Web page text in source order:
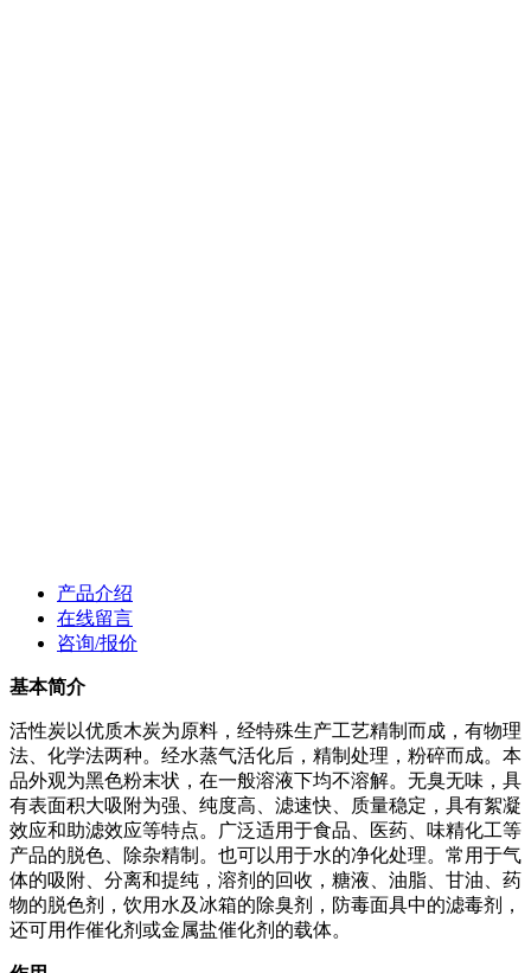
产品介绍
在线留言
咨询/报价
基本简介
活性炭以优质木炭为原料，经特殊生产工艺精制而成，有物理
法、化学法两种。经水蒸气活化后，精制处理，粉碎而成。本
品外观为黑色粉末状，在一般溶液下均不溶解。无臭无味，具
有表面积大吸附为强、纯度高、滤速快、质量稳定，具有絮凝
效应和助滤效应等特点。广泛适用于食品、医药、味精化工等
产品的脱色、除杂精制。也可以用于水的净化处理。常用于气
体的吸附、分离和提纯，溶剂的回收，糖液、油脂、甘油、药
物的脱色剂，饮用水及冰箱的除臭剂，防毒面具中的滤毒剂，
还可用作催化剂或金属盐催化剂的载体。